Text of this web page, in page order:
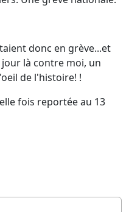
donc en grève...et
là contre moi, un
de l'histoire! !
fois reportée au 13